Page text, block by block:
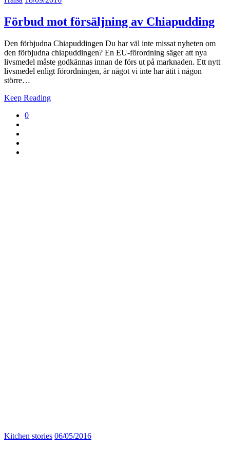
Förbud mot försäljning av Chiapudding
Den förbjudna Chiapuddingen Du har väl inte missat nyheten om
den förbjudna chiapuddingen? En EU-förordning säger att nya
livsmedel måste godkännas innan de förs ut på marknaden. Ett nytt
livsmedel enligt förordningen, är något vi inte har ätit i någon
större…
Keep Reading
0
Kitchen stories 06/05/2016